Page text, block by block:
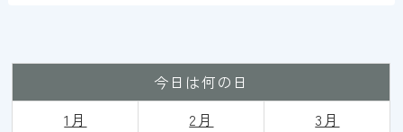
今日は何の日
1月
2月
3月